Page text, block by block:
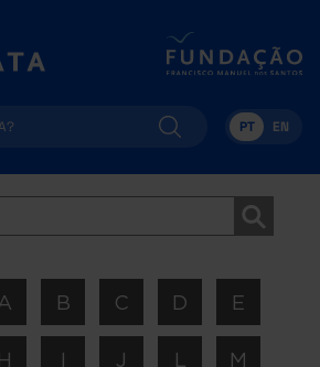
PT EN
B C D E
H I J L M